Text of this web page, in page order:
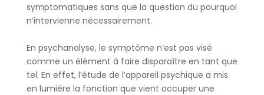
symptomatiques sans que la question du pourquoi
n’intervienne nécessairement.
En psychanalyse, le symptôme n’est pas visé
comme un élément à faire disparaître en tant que
tel. En effet, l’étude de l’appareil psychique a mis
en lumière la fonction que vient occuper une